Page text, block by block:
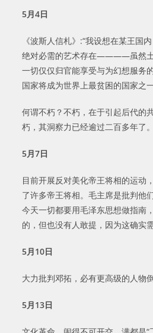
5月4日
《波斯人信札》:“我设想在某王国
绝对必需的艺术存在————虽然土
一切仅仅归官能享受与为幻想服务
国家将成为世界上最贫困的国家之
何谓不朽？不朽，在于引起后代的
朽，其洞察力已经逾过二百多年了。
5月7日
目前开展反对美化帝王将相的运动
了许多帝王将相。毛主席是批判他
今天一切都要用毛泽东思想做指南
的，但也没有人敢提，因为这确实
5月10日
大力批判邓拓，必有更高级的人物倒
5月13日